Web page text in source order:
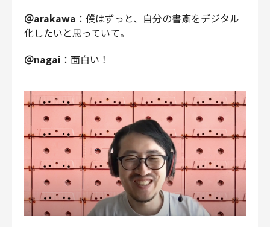
＠arakawa ：僕はずっと、自分の書斎をデジタル
化したいと思っていて。
＠nagai ：面白い！